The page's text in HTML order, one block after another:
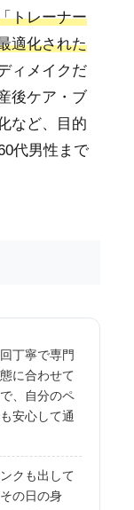
トレーナー
適化された
ィメイクだ
後ケア・ブ
など、目的
代男性まで
丁寧で専門
に合わせて
、自分のペ
安心して通
クも出して
の日の身